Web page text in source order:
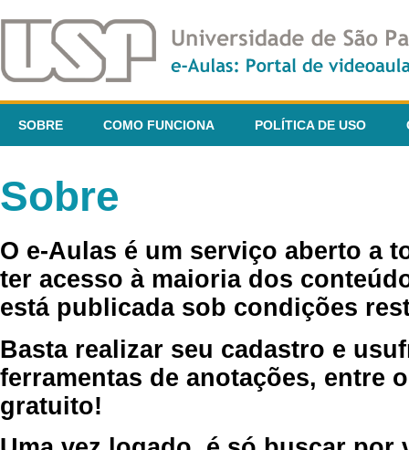
SOBRE COMO FUNCIONA POLÍTICA DE USO
Sobre
O e-Aulas é um serviço aberto a
ter acesso à maioria dos
está publicada sob condições
Basta realizar seu cadastro e
ferramentas de anotações, entre
gratuito!